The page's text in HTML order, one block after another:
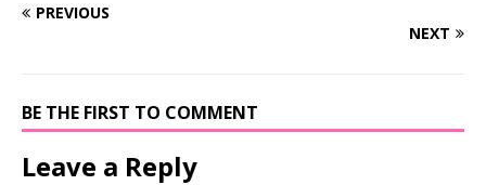
PREVIOUS
NEXT
BE THE FIRST TO COMMENT
Leave a Reply